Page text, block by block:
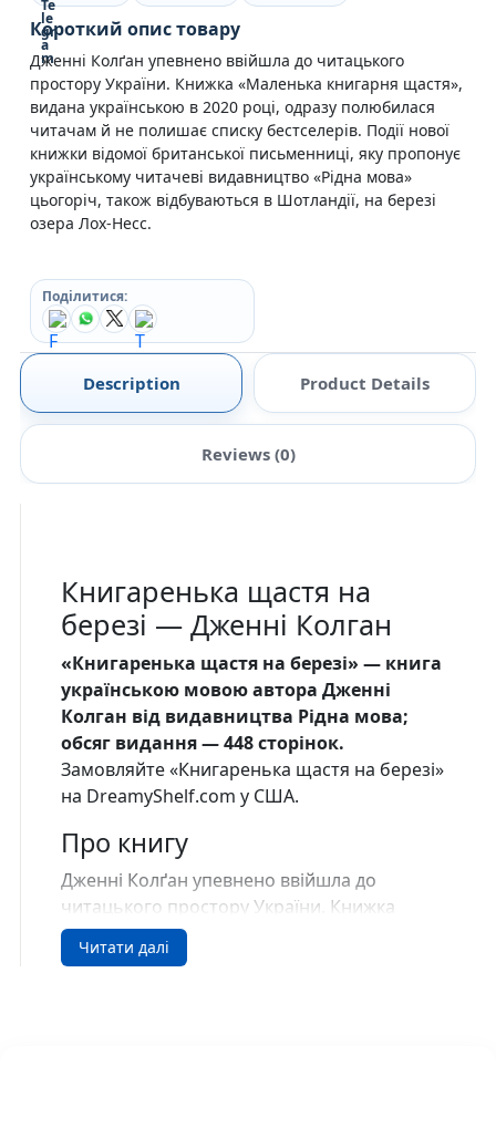
Короткий опис товару
Дженні Колґан упевнено ввійшла до читацького
простору України. Книжка «Маленька книгарня щастя»,
видана українською в 2020 році, одразу полюбилася
читачам й не полишає списку бестселерів. Події нової
книжки відомої британської письменниці, яку пропонує
українському читачеві видавництво «Рідна мова»
цьогоріч, також відбуваються в Шотландії, на березі
озера Лох-Несс.
Поділитися:
Description Product Details
Reviews (0)
Книгаренька щастя на
березі — Дженні Колган
«Книгаренька щастя на березі» — книга
українською мовою автора Дженні
Колган від видавництва Рідна мова;
обсяг видання — 448 сторінок.
Замовляйте «Книгаренька щастя на березі»
на DreamyShelf.com у США.
Про книгу
Дженні Колґан упевнено ввійшла до
читацького простору України. Книжка
«Маленька книгарня щастя», видана
українською в 2020 році, одразу
Читати далі